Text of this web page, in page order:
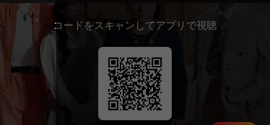
コードをスキャンしてアプリで視聴